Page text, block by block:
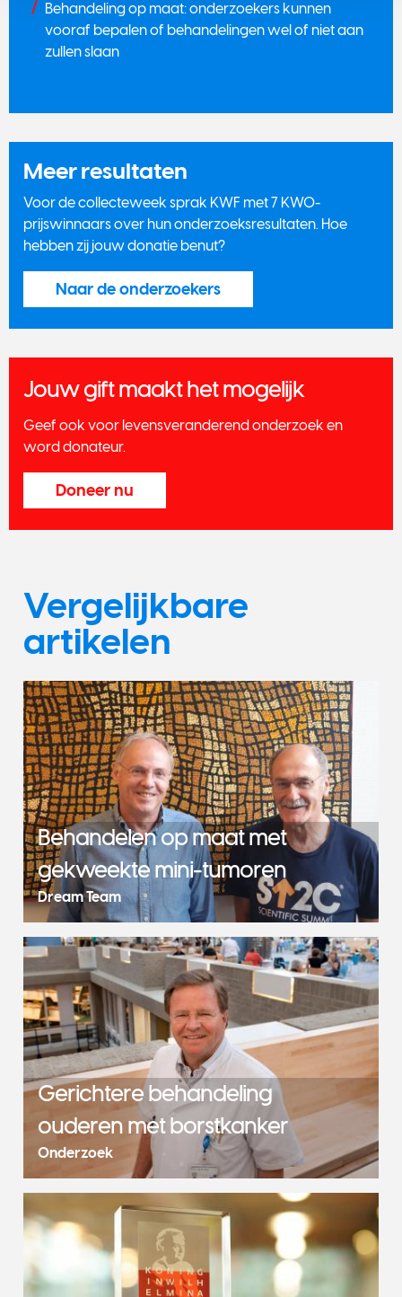
Behandeling op maat: onderzoekers kunnen
vooraf bepalen of behandelingen wel of niet aan
zullen slaan
Meer resultaten
​Voor de collecteweek sprak KWF met 7 KWO-
prijswinnaars over hun onderzoeksresultaten. Hoe
hebben zij jouw donatie benut?
Naar de onderzoekers
Jouw gift maakt het mogelijk
Geef ook voor levensveranderend onderzoek en
word donateur.
Doneer nu
Vergelijkbare
artikelen
Behandelen op maat met
gekweekte mini-tumoren
Dream Team
Gerichtere behandeling
ouderen met borstkanker
Onderzoek